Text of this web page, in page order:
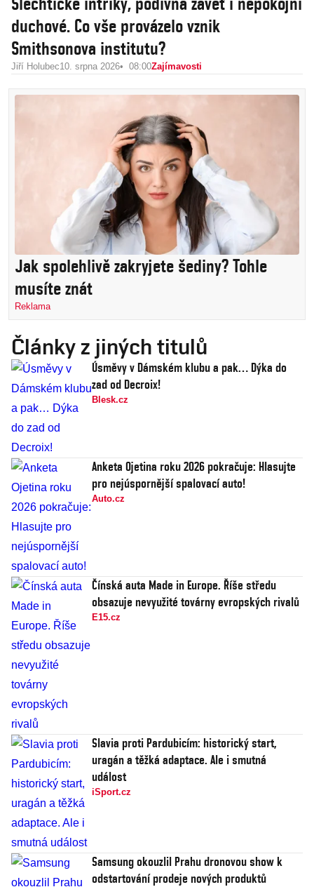
duchové. Co vše provázelo vznik
Smithsonova institutu?
Jiří Holubec10. srpna 2026 08:00Zajímavosti
Jak spolehlivě zakryjete šediny? Tohle
musíte znát
Reklama
Články z jiných titulů
Úsměvy v Dámském klubu a pak… Dýka do
zad od Decroix!
Blesk.cz
Anketa Ojetina roku 2026 pokračuje: Hlasujte
pro nejúspornější spalovací auto!
Auto.cz
Čínská auta Made in Europe. Říše středu
obsazuje nevyužité továrny evropských rivalů
E15.cz
Slavia proti Pardubicím: historický start,
uragán a těžká adaptace. Ale i smutná
událost
iSport.cz
Samsung okouzlil Prahu dronovou show k
odstartování prodeje nových produktů